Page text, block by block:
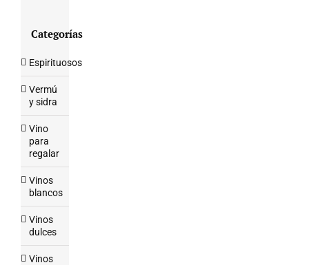
Categorías
Espirituosos
Vermú
y sidra
Vino
para
regalar
Vinos
blancos
Vinos
dulces
Vinos